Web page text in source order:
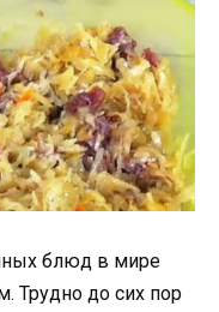
блюд в мире
Трудно до сих пор